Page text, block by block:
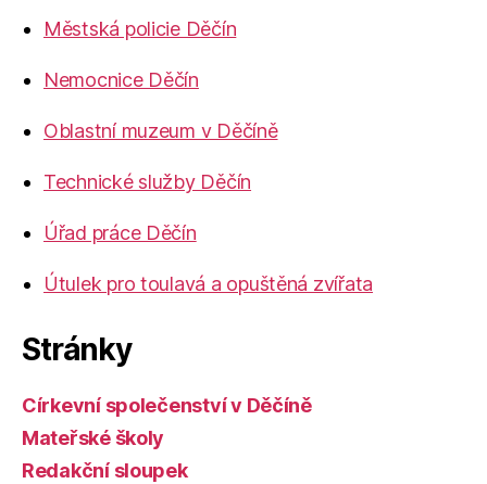
Městská policie Děčín
Nemocnice Děčín
Oblastní muzeum v Děčíně
Technické služby Děčín
Úřad práce Děčín
Útulek pro toulavá a opuštěná zvířata
Stránky
Církevní společenství v Děčíně
Mateřské školy
Redakční sloupek